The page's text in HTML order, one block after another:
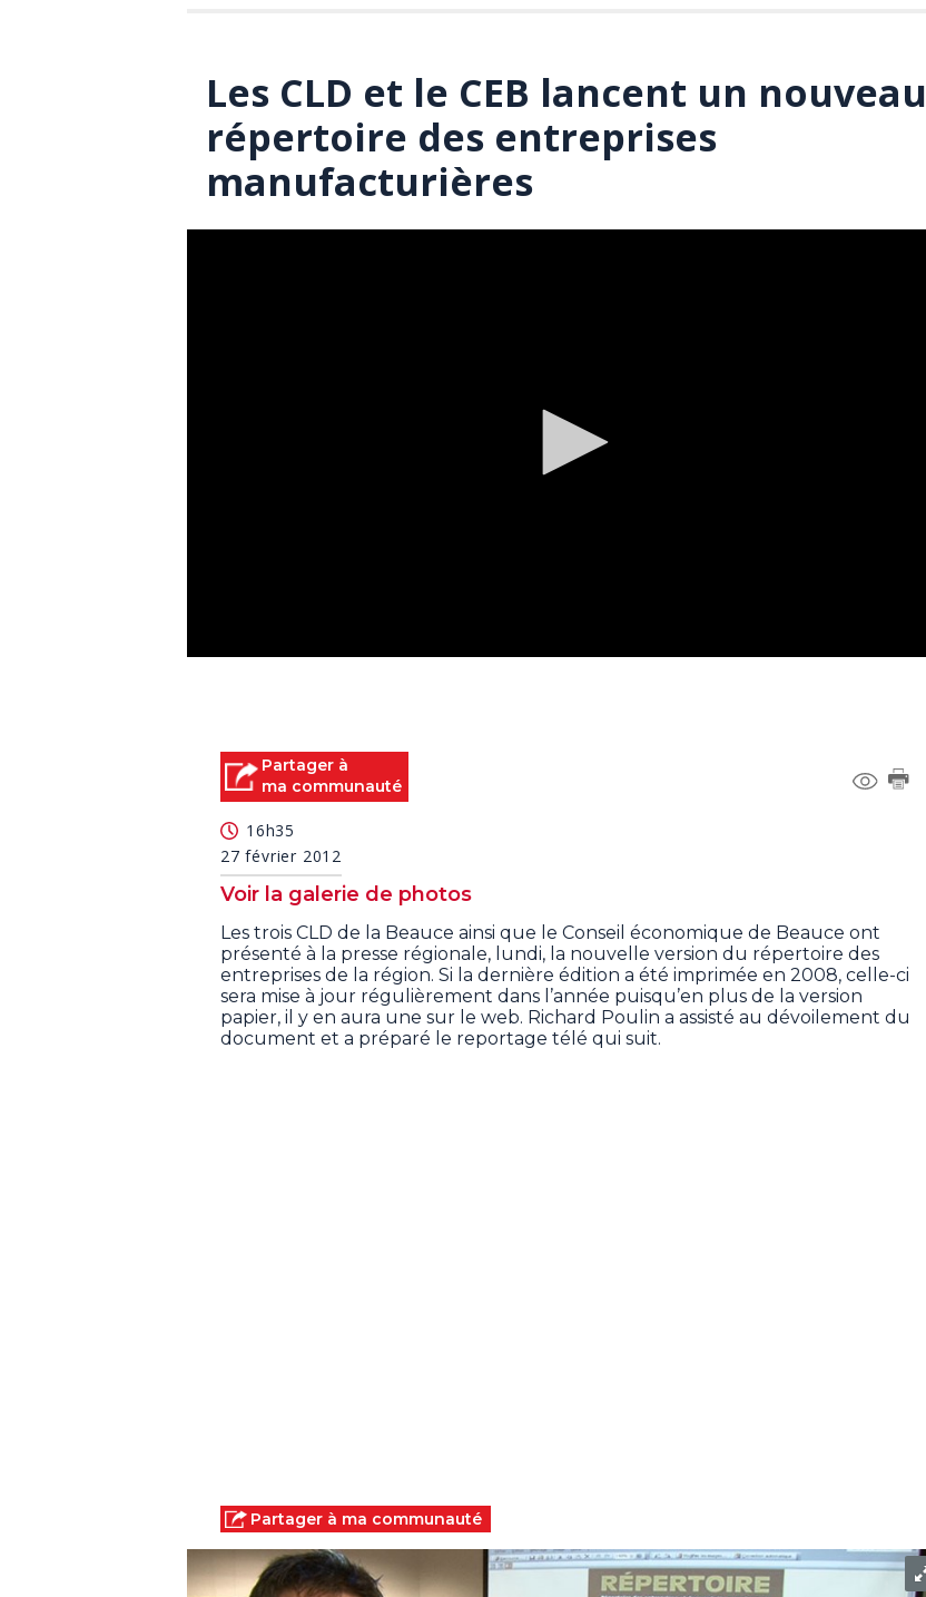
Les CLD et le CEB lancent un nouveau
répertoire des entreprises
manufacturières
90%
Partager à
ma communauté
16h35
27 février 2012
Voir la galerie de photos
Les trois CLD de la Beauce ainsi que le Conseil économique de Beauce ont
présenté à la presse régionale, lundi, la nouvelle version du répertoire des
entreprises de la région. Si la dernière édition a été imprimée en 2008, celle-ci
sera mise à jour régulièrement dans l’année puisqu’en plus de la version
papier, il y en aura une sur le web. Richard Poulin a assisté au dévoilement du
document et a préparé le reportage télé qui suit.
Partager à ma communauté